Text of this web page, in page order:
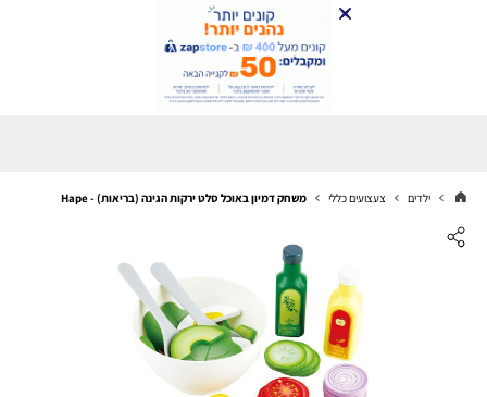
ילדים צעצועים כללי משחק דמיון באוכל סלט ירקות הגינה (בריאות) - Hape